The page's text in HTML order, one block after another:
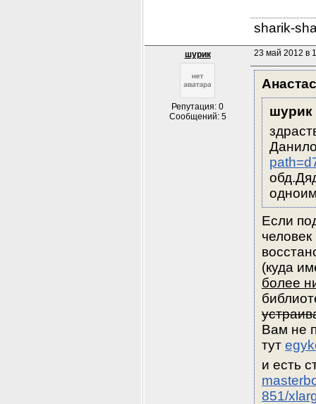
sharik-
шурик
Репутация: 0
Сообщений: 5
23 май 2012 в
шурик
Если
(куда
более
Вам не
тут
851/